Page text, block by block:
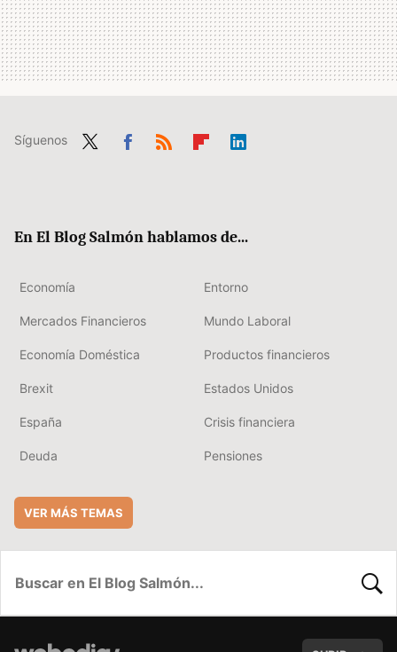
Síguenos
En El Blog Salmón hablamos de...
Economía Entorno
Mercados Financieros Mundo Laboral
Economía Doméstica Productos financieros
Brexit Estados Unidos
España Crisis financiera
Deuda Pensiones
VER MÁS TEMAS